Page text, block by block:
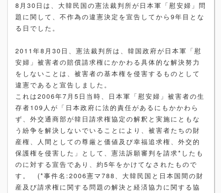
8月30日は、大韓民国の憲法裁判所が日本軍「慰安婦」問
題に関して、不作為の違憲決定を宣告してから9年目とな
る日でした。
2011年8月30日、憲法裁判所は、韓国政府が日本軍「慰
安婦」被害者の賠償請求権にかかわる具体的な解決努力
をしないことは、被害者の基本権を侵害するものとして
違憲であると宣告しました。
これは2006年7月5日当時、日本軍「慰安婦」被害者の生
存者109人が「日本政府に法的責任があるにもかかわら
ず、外交通商部が韓日請求権協定の解釈と実施にともな
う紛争を解決しないでいることにより、被害者たちの財
産権、人間としての尊厳と価値及び幸福追求権、外交的
保護権を侵害した」として、憲法訴願審判を請求*したも
のに対する宣告であり、約5年をかけてなされたもので
す。 (*事件名:2006憲マ788、大韓民国と日本国間の財
産及び請求権に関する問題の解決と経済協力に関する協